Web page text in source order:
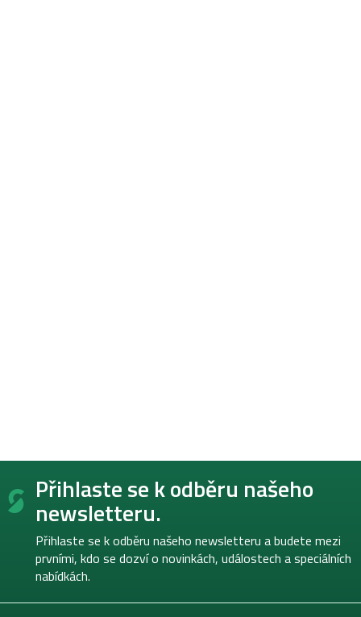
Z
Přihlaste se k odběru našeho
newsletteru.
Přihlaste se k odběru našeho newsletteru a budete mezi
prvními, kdo se dozví o novinkách, událostech a speciálních
nabídkách.